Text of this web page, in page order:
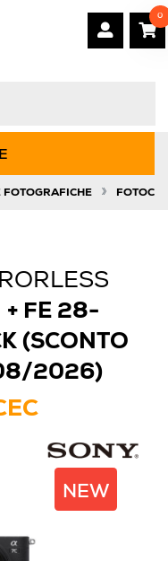
0
FOTOGRAFICHE »
+ FE 28-
(SCONTO
2026)
NEW